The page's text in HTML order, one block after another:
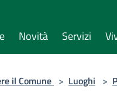
Novità Servizi
il Comune > Luoghi >